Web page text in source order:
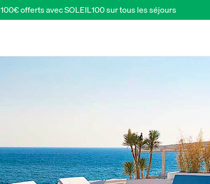
100€ offerts avec SOLEIL100 sur tous les séjours